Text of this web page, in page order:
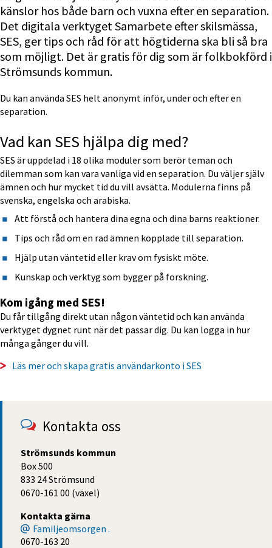
känslor hos både barn och vuxna efter en separation.
Det digitala verktyget Samarbete efter skilsmässa,
SES, ger tips och råd för att högtiderna ska bli så bra
som möjligt. Det är gratis för dig som är folkbokförd i
Strömsunds kommun.
Du kan använda SES helt anonymt inför, under och efter en
separation.
Vad kan SES hjälpa dig med?
SES är uppdelad i 18 olika moduler som berör teman och
dilemman som kan vara vanliga vid en separation. Du väljer själv
ämnen och hur mycket tid du vill avsätta. Modulerna finns på
svenska, engelska och arabiska.
Att förstå och hantera dina egna och dina barns reaktioner.
Tips och råd om en rad ämnen kopplade till separation.
Hjälp utan väntetid eller krav om fysiskt möte.
Kunskap och verktyg som bygger på forskning.
Kom igång med SES!
Du får tillgång direkt utan någon väntetid och kan använda
verktyget dygnet runt när det passar dig. Du kan logga in hur
många gånger du vill.
Läs mer och skapa gratis användarkonto i SES
Kontakta oss
Strömsunds kommun
Box 500
833 24 Strömsund
0670-161 00 (växel)
Kontakta gärna
Familjeomsorgen .
0670-163 20